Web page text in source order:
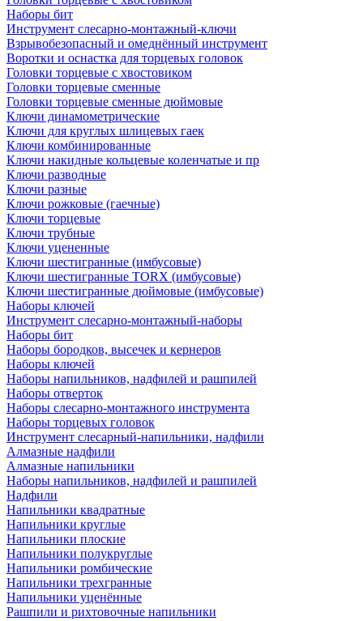
Наборы бит
Инструмент слесарно-монтажный-ключи
Взрывобезопасный и омеднённый инструмент
Воротки и оснаcтка для торцевых головок
Головки торцевые с хвостовиком
Головки торцевые сменные
Головки торцевые сменные дюймовые
Ключи динамометрические
Ключи для круглых шлицевых гаек
Ключи комбинированные
Ключи накидные кольцевые коленчатые и пр
Ключи разводные
Ключи разные
Ключи рожковые (гаечные)
Ключи торцевые
Ключи трубные
Ключи уцененные
Ключи шестигранные (имбусовые)
Ключи шестигранные TORX (имбусовые)
Ключи шестигранные дюймовые (имбусовые)
Наборы ключей
Инструмент слесарно-монтажный-наборы
Наборы бит
Наборы бородков, высечек и кернеров
Наборы ключей
Наборы напильников, надфилей и рашпилей
Наборы отверток
Наборы слесарно-монтажного инструмента
Наборы торцевых головок
Инструмент слесарный-напильники, надфили
Алмазные надфили
Алмазные напильники
Наборы напильников, надфилей и рашпилей
Надфили
Напильники квадратные
Напильники круглые
Напильники плоские
Напильники полукруглые
Напильники ромбические
Напильники трехгранные
Напильники уценённые
Рашпили и рихтовочные напильники